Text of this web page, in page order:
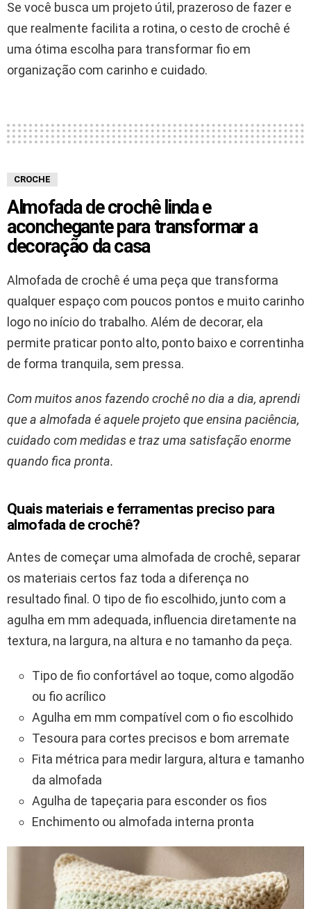
Se você busca um projeto útil, prazeroso de fazer e
que realmente facilita a rotina, o cesto de crochê é
uma ótima escolha para transformar fio em
organização com carinho e cuidado.
CROCHE
Almofada de crochê linda e
aconchegante para transformar a
decoração da casa
Almofada de crochê é uma peça que transforma
qualquer espaço com poucos pontos e muito carinho
logo no início do trabalho. Além de decorar, ela
permite praticar ponto alto, ponto baixo e correntinha
de forma tranquila, sem pressa.
Com muitos anos fazendo crochê no dia a dia, aprendi
que a almofada é aquele projeto que ensina paciência,
cuidado com medidas e traz uma satisfação enorme
quando fica pronta.
Quais materiais e ferramentas preciso para
almofada de crochê?
Antes de começar uma almofada de crochê, separar
os materiais certos faz toda a diferença no
resultado final. O tipo de fio escolhido, junto com a
agulha em mm adequada, influencia diretamente na
textura, na largura, na altura e no tamanho da peça.
Tipo de fio confortável ao toque, como algodão
ou fio acrílico
Agulha em mm compatível com o fio escolhido
Tesoura para cortes precisos e bom arremate
Fita métrica para medir largura, altura e tamanho
da almofada
Agulha de tapeçaria para esconder os fios
Enchimento ou almofada interna pronta